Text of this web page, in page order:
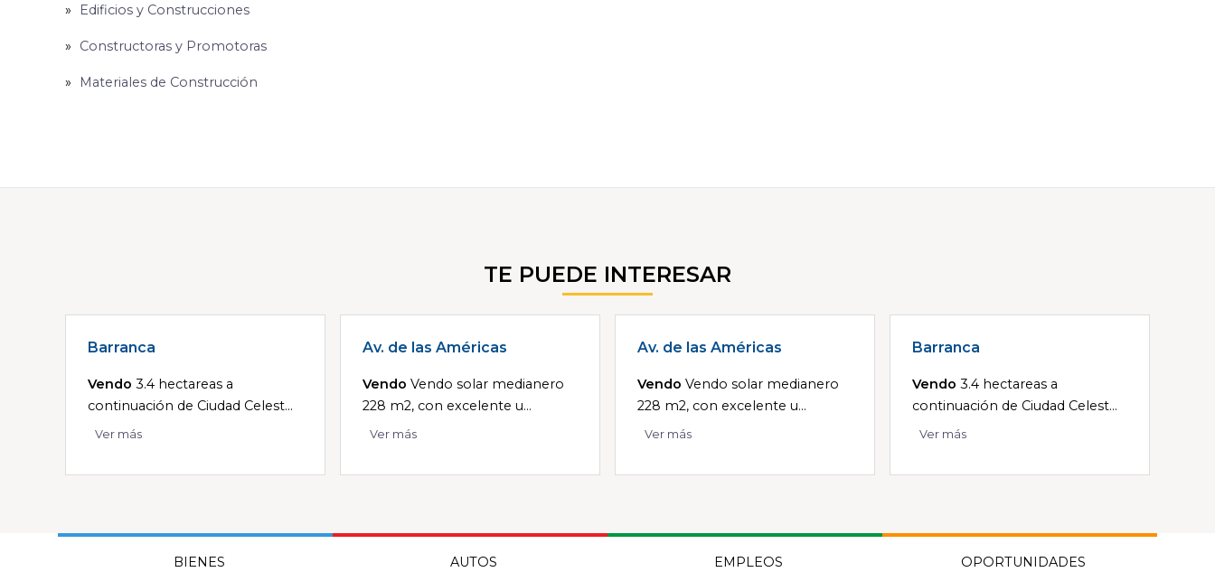
Edificios y Construcciones
Constructoras y Promotoras
Materiales de Construcción
TE PUEDE INTERESAR
Barranca
Vendo 3.4 hectareas a
continuación de Ciudad Celest...
Ver más
Av. de las Américas
Vendo Vendo solar medianero
228 m2, con excelente u...
Ver más
Av. de las Américas
Vendo Vendo solar medianero
228 m2, con excelente u...
Ver más
Barranca
Vendo 3.4 hectareas a
continuación de Ciudad Celest...
Ver más
BIENES AUTOS EMPLEOS OPORTUNIDADES